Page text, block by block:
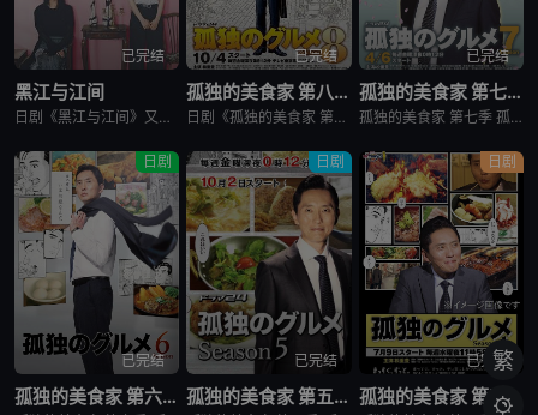
已完结
黑江与江间
日剧《黑江与江间》又名：黑江间,克洛伊与艾玛,克洛伊玛,克萝埃艾玛,クロエマ，讲述了：故事围绕着同时失去工作、恋人和住所的30岁女性艾玛展开。她在落魄之际偶遇神秘资产家克洛伊，两人随即在后者的豪宅中开
已完结
孤独的美食家 第八季
日剧《孤独的美食家 第八季》将围绕“勿忘初心”，挑战甜点特辑和美食剪辑等全新的主题，一定会让你大吃一惊。另外，那些藏在名不见经传的街头巷尾的美食也不容错过。备受瞩目的第一集将从那个热闹的地方启程。前所
已完结
孤独的美食家 第七季
孤独的美食家 第七季 孤独のグルメ Season7是2018上映的剧情日剧。2012年1月，深夜开始悄悄播放的“孤独的美食家”终于迎来第7季了！众所周知，上季season 6从大阪的味道开始播出，但这次season 7重返初心，并开始与市井中不为人知的奇妙美食相遇。在“孤独的
日剧
已完结
孤独的美食家 第六季
日剧
已完结
孤独的美食家 第五季
日剧
已完结
孤独的美食家 第四季
繁
